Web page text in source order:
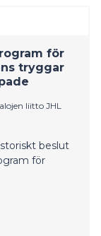
för
tryggar
liitto JHL
beslut
för